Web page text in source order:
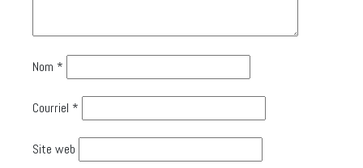
Nom *
Courriel *
Site web